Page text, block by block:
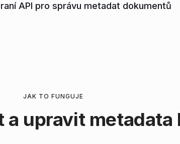
API pro správu metadat dokumentů
JAK TO FUNGUJE
a upravit metadata